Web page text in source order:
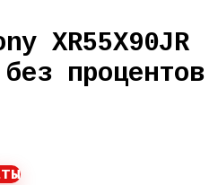
XR55X90JR
процентов